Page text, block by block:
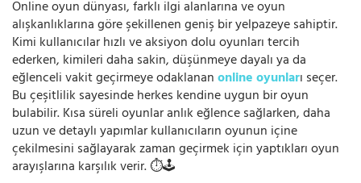
Online oyun dünyası, farklı ilgi alanlarına ve oyun
alışkanlıklarına göre şekillenen geniş bir yelpazeye sahiptir.
Kimi kullanıcılar hızlı ve aksiyon dolu oyunları tercih
ederken, kimileri daha sakin, düşünmeye dayalı ya da
eğlenceli vakit geçirmeye odaklananonline oyunları seçer.
Bu çeşitlilik sayesinde herkes kendine uygun bir oyun
bulabilir. Kısa süreli oyunlar anlık eğlence sağlarken, daha
uzun ve detaylı yapımlar kullanıcıların oyunun içine
çekilmesini sağlayarak zaman geçirmek için yaptıkları oyun
arayışlarına karşılık verir. ⏱️🕹️